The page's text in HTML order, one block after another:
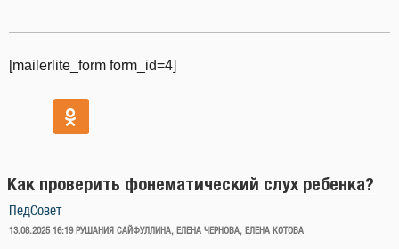
[mailerlite_form form_id=4]
Как проверить фонематический слух ребенка?
ПедСовет
ОПУБЛИКОВАНО
13.08.2025 16:19 РУШАНИЯ САЙФУЛЛИНА, ЕЛЕНА ЧЕРНОВА, ЕЛЕНА КОТОВА